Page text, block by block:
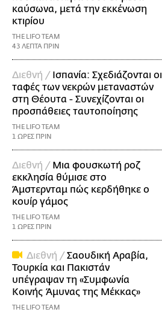
καύσωνα, μετά την εκκένωση
κτιρίου
THE LIFO TEAM
43 ΛΕΠΤΑ ΠΡΙΝ
Διεθνή / Ισπανία: Σχεδιάζονται οι
ταφές των νεκρών μεταναστών
στη Θέουτα - Συνεχίζονται οι
προσπάθειες ταυτοποίησης
THE LIFO TEAM
1 ΩΡΕΣ ΠΡΙΝ
Διεθνή / Μια φουσκωτή ροζ
εκκλησία θύμισε στο
Άμστερνταμ πώς κερδήθηκε ο
κουίρ γάμος
THE LIFO TEAM
1 ΩΡΕΣ ΠΡΙΝ
Διεθνή /Σαουδική Αραβία,
Τουρκία και Πακιστάν
υπέγραψαν τη «Συμφωνία
Κοινής Άμυνας της Μέκκας»
THE LIFO TEAM